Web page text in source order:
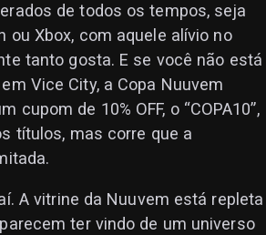
de todos os tempos, seja
ou Xbox, com aquele alívio no
tanto gosta. E se você não está
Vice City, a Copa Nuuvem
cupom de 10% OFF, o “COPA10”,
títulos, mas corre que a
A vitrine da Nuuvem está repleta
ter vindo de um universo